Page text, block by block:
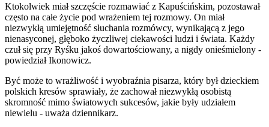
Ktokolwiek miał szczęście rozmawiać z Kapuścińskim, pozostawał
często na całe życie pod wrażeniem tej rozmowy. On miał
niezwykłą umiejętność słuchania rozmówcy, wynikającą z jego
nienasyconej, głęboko życzliwej ciekawości ludzi i świata. Każdy
czuł się przy Ryśku jakoś dowartościowany, a nigdy onieśmielony -
powiedział Ikonowicz.
Być może to wrażliwość i wyobraźnia pisarza, który był dzieckiem
polskich kresów sprawiały, że zachował niezwykłą osobistą
skromność mimo światowych sukcesów, jakie były udziałem
niewielu - uważa dziennikarz.